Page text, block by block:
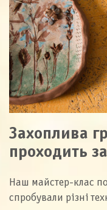
Захоплива
проходить
Наш майстер-клас
спробували різні